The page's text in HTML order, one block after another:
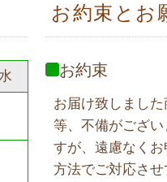
お約束とお
お約束
お届け致しまし
等、不備がござ
すが、遠慮なく
方法でご対応させ